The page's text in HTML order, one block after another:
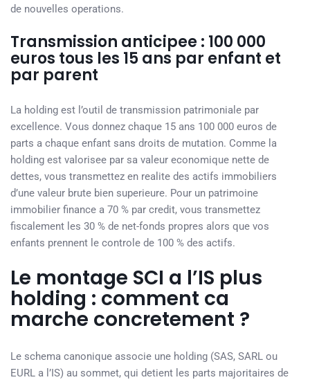
de nouvelles operations.
Transmission anticipee : 100 000
euros tous les 15 ans par enfant et
par parent
La holding est l’outil de transmission patrimoniale par
excellence. Vous donnez chaque 15 ans 100 000 euros de
parts a chaque enfant sans droits de mutation. Comme la
holding est valorisee par sa valeur economique nette de
dettes, vous transmettez en realite des actifs immobiliers
d’une valeur brute bien superieure. Pour un patrimoine
immobilier finance a 70 % par credit, vous transmettez
fiscalement les 30 % de net-fonds propres alors que vos
enfants prennent le controle de 100 % des actifs.
Le montage SCI a l’IS plus
holding : comment ca
marche concretement ?
Le schema canonique associe une holding (SAS, SARL ou
EURL a l’IS) au sommet, qui detient les parts majoritaires de